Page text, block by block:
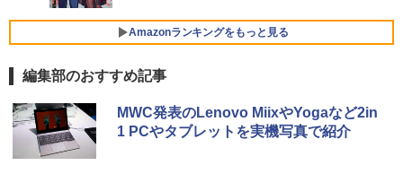
ボード/Webカメラ /USB 3.0 /HDMI 5GW
IFI Bluetooth ノートパソコン
￥32,800
【マラソンP5倍/10%オフクーポン】中古
￥27,999
5
【正規永久版Office付き】NiPoGi ミニp
c Intel N5030 最大3.1Hz mini pc Windo
ws11 Pro 12GB+256GB SSD (4TB拡大
5
★エイスース / ASUS アイケア液晶ディ
VA249QGZ [23.8インチ]【PCモニター・
液晶ディスプレイ】【送料無料】
￥2,980
Amazonランキングをもっと見る
編集部のおすすめ記事
MWC発表のLenovo MiixやYogaなど2in
1 PCやタブレットを実機写真で紹介